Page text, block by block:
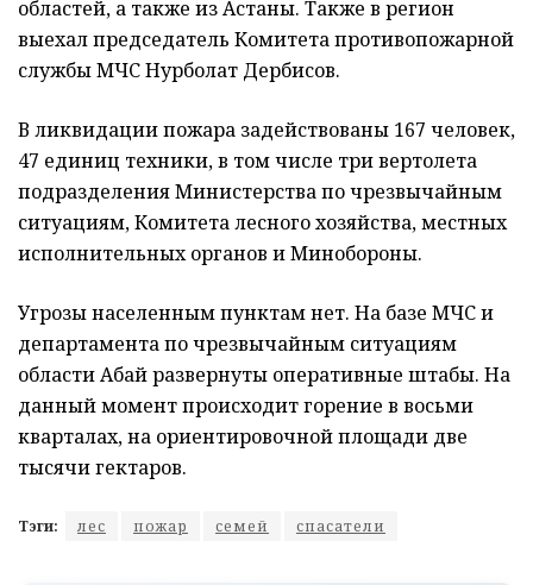
областей, а также из Астаны. Также в регион
выехал председатель Комитета противопожарной
службы МЧС Нурболат Дербисов.
В ликвидации пожара задействованы 167 человек,
47 единиц техники, в том числе три вертолета
подразделения Министерства по чрезвычайным
ситуациям, Комитета лесного хозяйства, местных
исполнительных органов и Минобороны.
Угрозы населенным пунктам нет. На базе МЧС и
департамента по чрезвычайным ситуациям
области Абай развернуты оперативные штабы. На
данный момент происходит горение в восьми
кварталах, на ориентировочной площади две
тысячи гектаров.
Тэги: лес пожар семей спасатели